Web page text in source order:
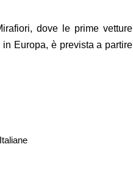
dove le prime vetture
Europa, è prevista a partire